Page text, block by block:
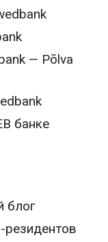
— Põlva
банке
блог
резидентов